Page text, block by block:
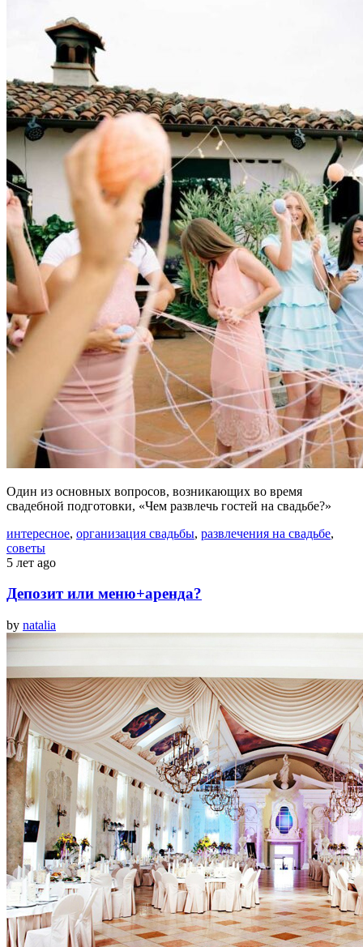
Один из основных вопросов, возникающих во время
свадебной подготовки, «Чем развлечь гостей на свадьбе?»
интересное, организация свадьбы, развлечения на свадьбе,
советы
5 лет ago
Депозит или меню+аренда?
by natalia